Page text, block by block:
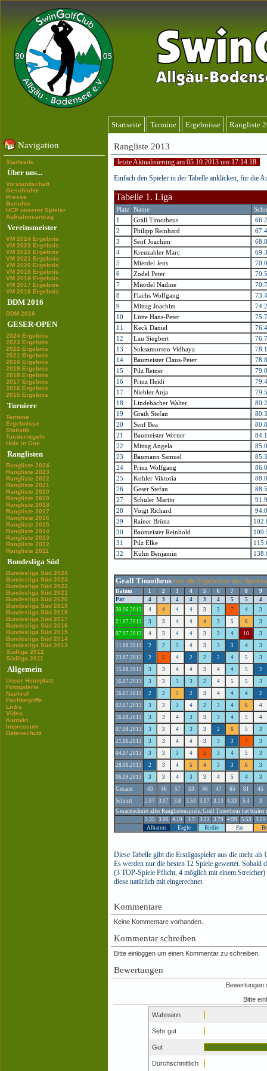
Startseite Termine Ergebnisse Rangliste
Navigation
Startseite
Über uns...
Vorstandschaft
Geschichte
Presse
Berichte
HCP unserer Spieler
Aufnahmeantrag
Vereinsmeister
VM 2024 Ergebnis
VM 2023 Ergebnis
VM 2022 Ergebnis
VM 2021 Ergebnis
VM 2020 Ergebnis
VM 2019 Ergebnis
VM 2018 Ergebnis
VM 2017 Ergebnis
VM 2016 Ergebnis
DDM 2016
DDM 2016
GESER-OPEN
2024 Ergebnis
2023 Ergebnis
2022 Ergebnis
2021 Ergebnis
2020 Ergebnis
2019 Ergebnis
2018 Ergebnis
2017 Ergebnis
2016 Ergebnis
2015 Ergebnis
Turniere
Termine
Ergebnisse
Statistik
Turnierregeln
Hole in One
Ranglisten
Rangliste 2024
Rangliste 2023
Rangliste 2022
Rangliste 2021
Rangliste 2020
Rangliste 2019
Rangliste 2018
Rangliste 2017
Rangliste 2016
Rangliste 2015
Rangliste 2014
Rangliste 2013
Rangliste 2012
Rangliste 2011
Bundesliga Süd
Bundesliga Süd 2024
Bundesliga Süd 2023
Bundesliga Süd 2022
Bundesliga Süd 2021
Bundesliga Süd 2020
Bundesliga Süd 2019
Bundesliga Süd 2018
Bundesliga Süd 2017
Bundesliga Süd 2016
Bundesliga Süd 2015
Bundesliga Süd 2014
Bundesliga Süd 2013
Südliga 2012
Südliga 2011
Allgemein
Unser Heimplatz
Fotogalerie
Nachruf
Fachbegriffe
Links
Video
Kontakt
Impressum
Datenschutz
Rangliste 2013
letzte Aktualisierung am 05.10.2013 um 17:14:18
Einfach den Spieler in der Tabelle anklicken, für die
Tabelle 1. Liga
Platz Name
1
Grall Timotheus
2
Philipp Reinhard
3
Senf Joachim
4
Kreuzahler Marc
5
Mierdel Jens
6
Zodel Peter
7
Mierdel Nadine
8
Flachs Wolfgang
9
Mittag Joachim
10
Lütte Hans-Peter
11
Keck Daniel
12
Lau Siegbert
13
Suksamorson Vidhaya
14
Baumeister Claus-Peter
15
Pilz Reiner
16
Prinz Heidi
17
Niebler Anja
18
Lindebacher Walter
19
Grath Stefan
20
Senf Bea
21
Baumeister Werner
22
Mittag Angela
23
Baumann Samuel
24
Prinz Wolfgang
25
Kohler Viktoria
26
Geser Stefan
27
Schuler Martin
28
Voigt Richard
29
Rainer Brünz
30
Baumeister Reinhold
31
Pilz Elke
32
Kühn Benjamin
Grall Timotheus hier alle Ergebnisse des Spielers
Datum 1 2 3 4 5 6 7 8
9
Par
4 3 4 4 3 4 5 5
4
30.06.2013
4 4 4 4 3 3 7 4
3
21.07.2013
3 3 4 4 4 3 5 6
3
07.07.2013
4 3 4 4 3 3 4 10
3
11.08.2013
2 2 3 4 3 3 3 4
3
23.07.2013
2 5 4 2 2 2 4 5
3
15.08.2013
3 3 4 4 3 4 4 5
2
16.07.2013
3 3 3 3 2 4 5 5
3
16.07.2013
2 2 5 2 3 4 4 4
2
02.07.2013
3 3 3 4 2 3 4 6
4
16.08.2013
3 3 4 3 3 3 4 5
4
07.08.2013
3 3 4 3 3 2 6 5
3
21.06.2013
3 3 4 4 3 3 3 7
3
04.07.2013
3 3 3 4 5 3 4 5
3
28.06.2013
2 3 4 5 4 3 3 6
3
06.09.2013
3 3 4 3 3 4 5 4
3
Gesamt
43 46 57 53 46 47 65 81
45
Schnitt
2.87 3.07 3.8 3.53 3.07 3.13 4.33 5.4
3
Gesamtschnitt aller Ranglistenspiele, Grall Timotheus hat
3.35
3.06 4.19 3.7 3.23 3.79 4.99 5.53
3.59
Albatros
Eagle Birdie Par
Diese Tabelle gibt die Erstligaspieler aus die mehr als
Es werden nur die besten 12 Spiele gewertet. Sobald
(3 TOP-Spiele Pflicht, 4 möglich mit einem Streicher)
diese natürlich mit eingerechnet.
Kommentare
Keine Kommentare vorhanden.
Kommentar schreiben
Bitte einloggen um einen Kommentar zu schreiben.
Bewertungen
Bewertungen
Bitte
Wahnsinn
Sehr gut
Gut
Durchschnittlich